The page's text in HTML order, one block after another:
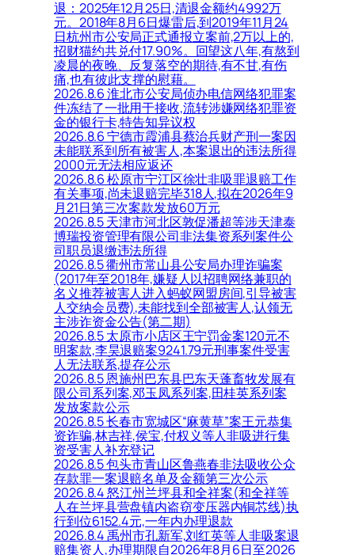
退：2025年12月25日,清退金额约4992万
元。2018年8月6日爆雷后,到2019年11月24
日杭州市公安局正式通报立案前,2万以上的,
招财猫约共兑付17.90%。回望这八年,有熬到
凌晨的夜晚、反复落空的期待,有不甘,有伤
痛,也有彼此支撑的慰藉。
2026.8.6 淮北市公安局侦办电信网络犯罪案
件冻结了一批用于接收,流转涉嫌网络犯罪资
金的银行卡,特告知异议权
2026.8.6 宁德市霞浦县蔡治兵财产刑一案因
未能联系到所有被害人,本案退出的违法所得
2000元无法相应返还
2026.8.6 松原市宁江区徐壮非吸罪退赔工作
有关事项,尚未退赔完毕318人,拟在2026年9
月21日第三次案款发放60万元
2026.8.5 天津市河北区敦促潘超等涉天津泰
博瑞投资管理有限公司非法集资系列案件公
司职员退缴违法所得
2026.8.5 衢州市常山县公安局办理诈骗案
(2017年至2018年,嫌疑人以招聘网络兼职的
名义推荐被害人进入蚂蚁网盟房间,引导被害
人交纳会员费),未能找到全部被害人,认领无
主涉诈资金公告(第二期)
2026.8.5 太原市小店区王宁罚金案120元不
明案款,李昊退赔案9241.79元刑事案件受害
人无法联系,提存公示
2026.8.5 恩施州巴东县巴东天蓬畜牧发展有
限公司系列案,邓玉凤系列案,田桂英系列案
发放案款公示
2026.8.5 长春市宽城区“麻黄草”案王元恭集
资诈骗,林吉祥,侯宝,付权义等人非吸进行集
资受害人补充登记
2026.8.5 包头市青山区鲁燕春非法吸收公众
存款罪一案退赔名单及金额第三次公示
2026.8.4 怒江州兰坪县和全祥案(和全祥等
人在兰坪县营盘镇内盗窃变压器内铜芯线)执
行到位6152.4元,一年内办理退款
2026.8.4 禹州市孔新军,刘红英等人非吸案退
赔集资人,办理期限自2026年8月6日至2026